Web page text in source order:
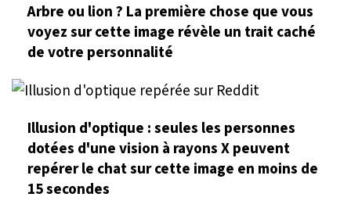
Arbre ou lion ? La première chose que vous
voyez sur cette image révèle un trait caché
de votre personnalité
Illusion d'optique : seules les personnes
dotées d'une vision à rayons X peuvent
repérer le chat sur cette image en moins de
15 secondes